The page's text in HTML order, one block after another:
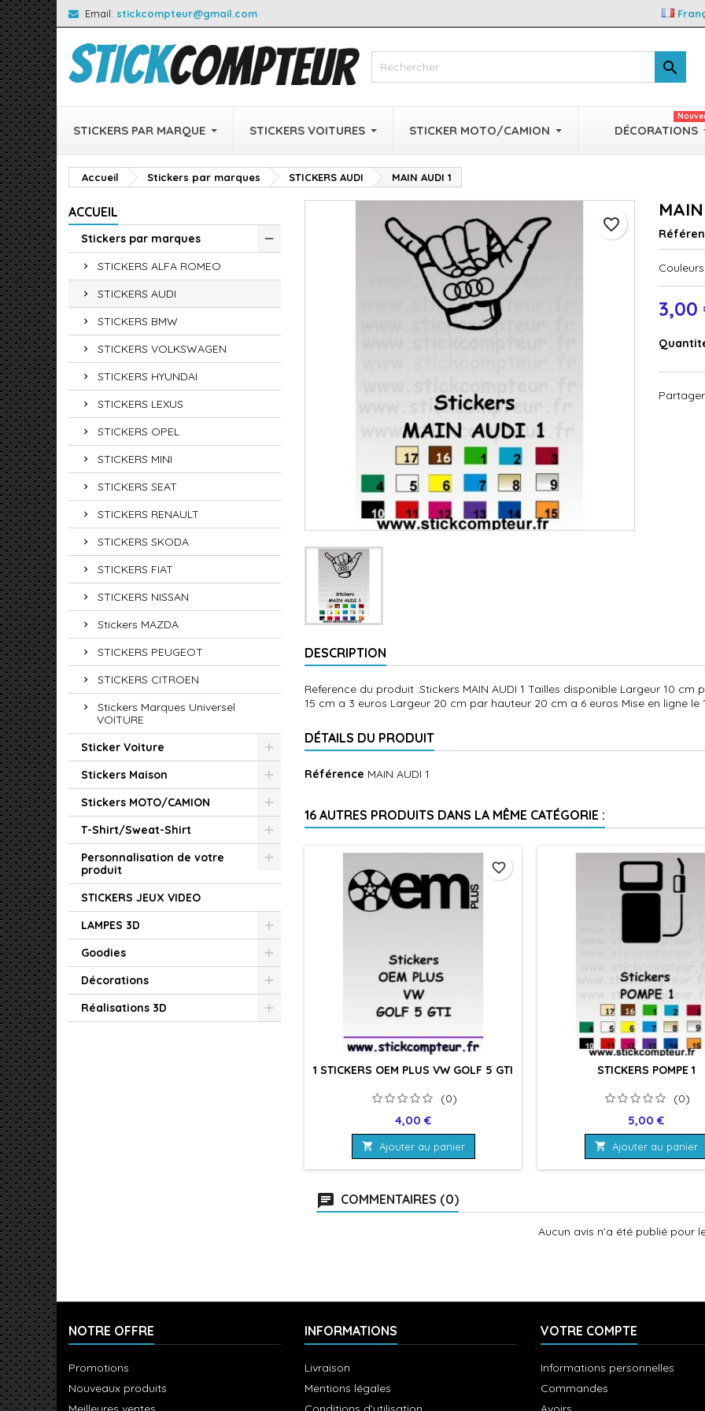
Email: stickcompteur@gmail.com

STICKERS PAR MARQUE STICKERS VOITURES STICKER MOTO/CAMION DÉCORATIONS
Accueil Stickers par marques STICKERS AUDI MAIN AUDI 1
ACCUEIL
Stickers par marques
STICKERS ALFA ROMEO
STICKERS AUDI
STICKERS BMW
STICKERS VOLKSWAGEN
STICKERS HYUNDAI
STICKERS LEXUS
STICKERS OPEL
STICKERS MINI
STICKERS SEAT
STICKERS RENAULT
STICKERS SKODA
STICKERS FIAT
STICKERS NISSAN
Stickers MAZDA
STICKERS PEUGEOT
STICKERS CITROEN
Stickers Marques Universel
VOITURE
Sticker Voiture
Stickers Maison
Stickers MOTO/CAMION
T-Shirt/Sweat-Shirt
Personnalisation de votre
produit
STICKERS JEUX VIDEO
LAMPES 3D
Goodies
Décorations
Réalisations 3D
favorite_border
3,00
Partager
DESCRIPTION
Reference du produit :Stickers MAIN AUDI 1 Tailles disponible Largeur 10
15 cm a 3 euros Largeur 20 cm par hauteur 20 cm a 6 euros Mise en ligne le
DÉTAILS DU PRODUIT
Référence MAIN AUDI 1
16 AUTRES PRODUITS DANS LA MÊME CATÉGORIE :
1 STICKERS OEM PLUS VW GOLF 5 GTI
(0)
Prix
4,00 €
 Ajouter au panier
favorite_border
STICKERS POMPE 1
(0)
Prix
5,00 €
 Ajouter au panier
COMMENTAIRES (0)
Aucun avis n'a été publié pour
NOTRE OFFRE
Promotions
Nouveaux produits
INFORMATIONS
Livraison
Mentions légales
VOTRE COMPTE
Informations personnelles
Commandes